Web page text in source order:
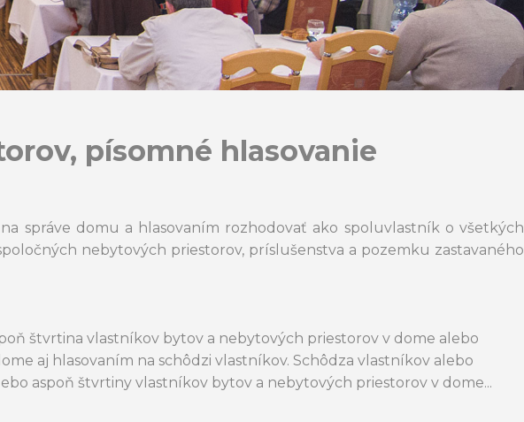
písomné hlasovanie
správe domu a hlasovaním rozhodovať ako spoluvlastník o všetkých
nebytových priestorov, príslušenstva a pozemku zastavaného
štvrtina vlastníkov bytov a nebytových priestorov v dome alebo
aj hlasovaním na schôdzi vlastníkov. Schôdza vlastníkov alebo
aspoň štvrtiny vlastníkov bytov a nebytových priestorov v dome...